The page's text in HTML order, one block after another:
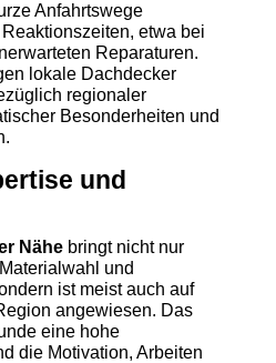
Anfahrtswege
etwa bei
Reparaturen.
lokale Dachdecker
regionaler
Besonderheiten und
und
Nähebringt nicht nur
und
ist meist auch auf
angewiesen. Das
eine hohe
die Motivation, Arbeiten